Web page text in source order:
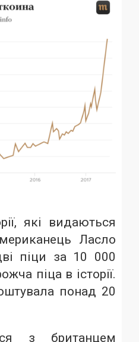
які видаються
Ласло
піци за 10 000
піца в історії.
понад 20
з британцем